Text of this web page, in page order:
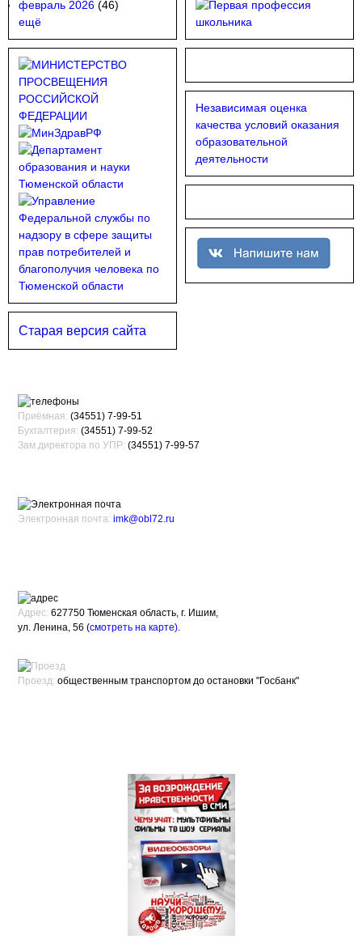
февраль 2026 (46)
ещё
Старая версия сайта
Независимая оценка
качества условий оказания
образовательной
деятельности
Приёмная: (34551) 7-99-51
Бухгалтерия: (34551) 7-99-52
Зам.директора по УПР: (34551) 7-99-57
Электронная почта: imk@obl72.ru
Адрес: 627750 Тюменская область, г. Ишим,
ул. Ленина, 56 (смотреть на карте).
Проезд: общественным транспортом до остановки "Госбанк"